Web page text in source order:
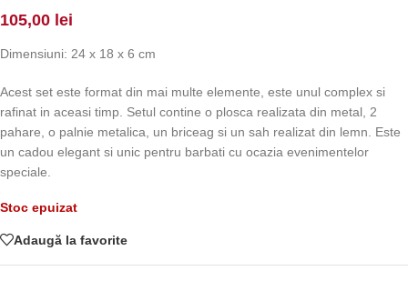
105,00 lei
Dimensiuni: 24 x 18 x 6 cm
Acest set este format din mai multe elemente, este unul complex si
rafinat in aceasi timp. Setul contine o plosca realizata din metal, 2
pahare, o palnie metalica, un briceag si un sah realizat din lemn. Este
un cadou elegant si unic pentru barbati cu ocazia evenimentelor
speciale.
Stoc epuizat
Adaugă la favorite